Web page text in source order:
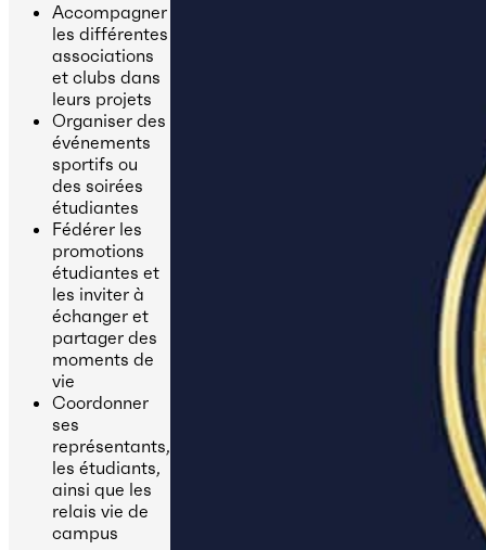
Accompagner
les différentes
associations
et clubs dans
leurs projets
Organiser des
événements
sportifs ou
des soirées
étudiantes
Fédérer les
promotions
étudiantes et
les inviter à
échanger et
partager des
moments de
vie
Coordonner
ses
représentants,
les étudiants,
ainsi que les
relais vie de
campus